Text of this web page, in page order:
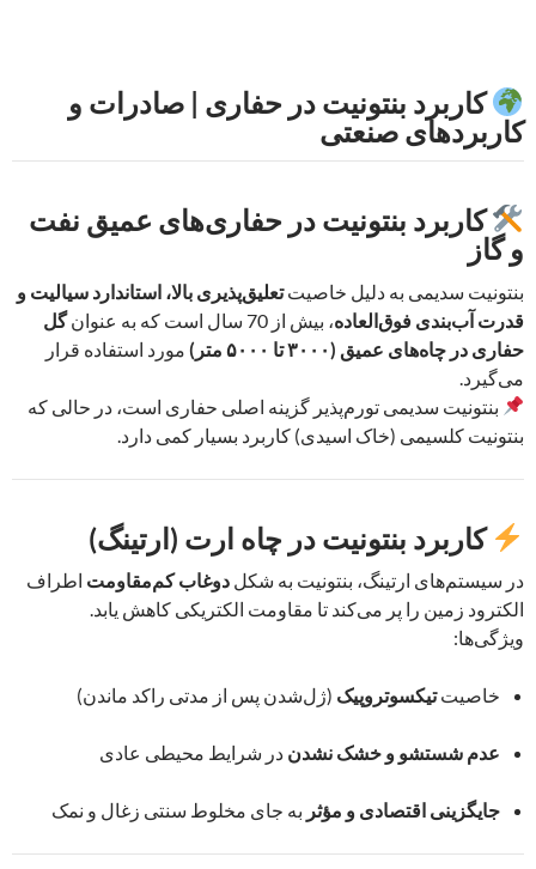
کاربرد بنتونیت در حفاری | صادرات و
کاربردهای صنعتی
کاربرد بنتونیت در حفاری‌های عمیق نفت
و گاز
بنتونیت سدیمی به دلیل خاصیتتعلیق‌پذیری بالا، استاندارد سیالیت و
قدرت آب‌بندی فوق‌العاده، بیش از 70 سال است که به عنوان
گل
حفاری در چاه‌های عمیق (۳۰۰۰ تا ۵۰۰۰ متر)
مورد استفاده قرار
می‌گیرد.
بنتونیت سدیمی تورم‌پذیر گزینه اصلی حفاری است، در حالی که
بنتونیت کلسیمی (خاک اسیدی) کاربرد بسیار کمی دارد.
کاربرد بنتونیت در چاه ارت (ارتینگ)
در سیستم‌های ارتینگ، بنتونیت به شکل دوغاب کم‌مقاومت اطراف
الکترود زمین را پر می‌کند تا مقاومت الکتریکی کاهش یابد.
ویژگی‌ها:
خاصیتتیکسوتروپیک (ژل‌شدن پس از مدتی راکد ماندن)
عدم شستشو و خشک نشدن در شرایط محیطی عادی
جایگزینی اقتصادی و مؤثر به جای مخلوط سنتی زغال و نمک